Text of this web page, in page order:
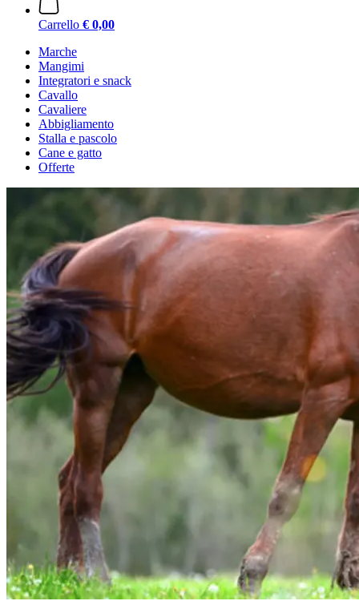
Carrello € 0,00
Marche
Mangimi
Integratori e snack
Cavallo
Cavaliere
Abbigliamento
Stalla e pascolo
Cane e gatto
Offerte